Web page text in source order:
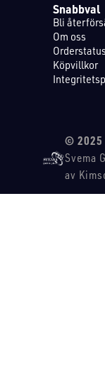
Snabbval
Bli
Om oss
Orderstatus
Köpvillkor
© 2025
Svema
av